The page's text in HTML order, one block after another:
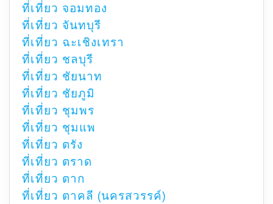
ที่เที่ยว จอมทอง
ที่เที่ยว จันทบุรี
ที่เที่ยว ฉะเชิงเทรา
ที่เที่ยว ชลบุรี
ที่เที่ยว ชัยนาท
ที่เที่ยว ชัยภูมิ
ที่เที่ยว ชุมพร
ที่เที่ยว ชุมแพ
ที่เที่ยว ตรัง
ที่เที่ยว ตราด
ที่เที่ยว ตาก
ที่เที่ยว ตาคลี (นครสวรรค์)